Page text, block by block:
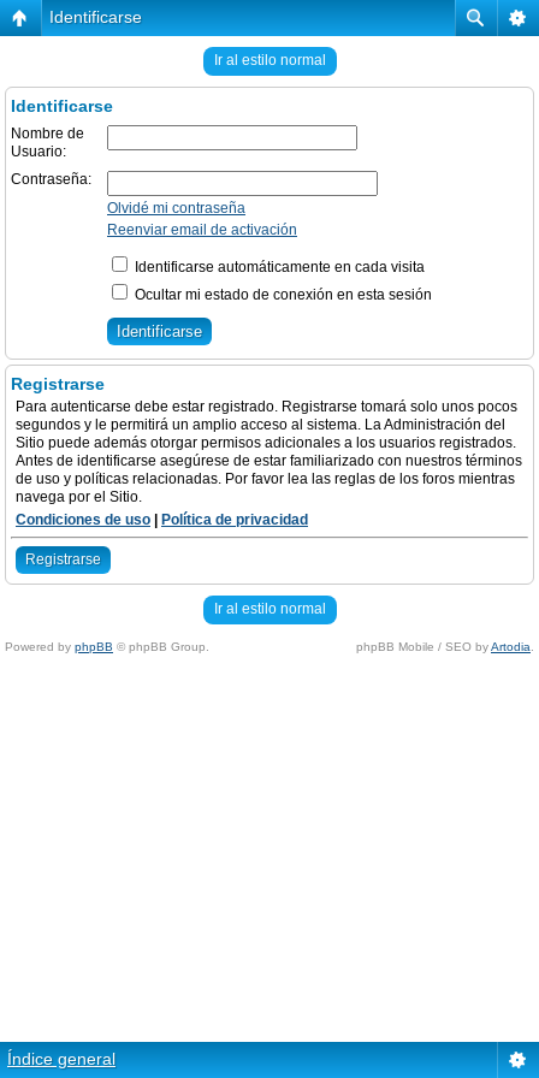
Identificarse
Ir al estilo normal
Identificarse
Nombre de
Usuario:
Contraseña:
Olvidé mi contraseña
Reenviar email de activación
Identificarse automáticamente en cada visita
Ocultar mi estado de conexión en esta sesión
Registrarse
Para autenticarse debe estar registrado. Registrarse tomará solo unos pocos
segundos y le permitirá un amplio acceso al sistema. La Administración del
Sitio puede además otorgar permisos adicionales a los usuarios registrados.
Antes de identificarse asegúrese de estar familiarizado con nuestros términos
de uso y políticas relacionadas. Por favor lea las reglas de los foros mientras
navega por el Sitio.
Condiciones de uso
Política de privacidad
Registrarse
Ir al estilo normal
Powered by phpBB © phpBB Group. phpBB Mobile / SEO byArtodia
Índice general